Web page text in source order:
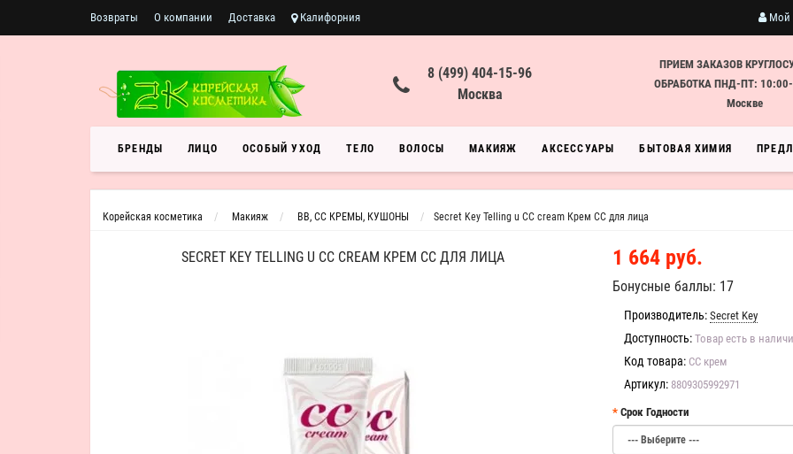
Возвраты О компании Доставка Калифорния Мой
8 (499) 404-15-96
Москва
ПРИЕМ ЗАКАЗОВ
ОБРАБОТКА ПНД-ПТ:
Москве
БРЕНДЫ ЛИЦО ОСОБЫЙ УХОД ТЕЛО ВОЛОСЫ МАКИЯЖ АКСЕССУАРЫ БЫТОВАЯ ХИМИЯ
Корейская косметика Макияж BB, CC КРЕМЫ, КУШОНЫ Secret Key Telling u CC cream Крем СС для лица
SECRET KEY TELLING U CC CREAM КРЕМ СС ДЛЯ ЛИЦА 1 664 руб.
Бонусные баллы: 17
Производитель: Secret Key
Доступность: Товар есть в
Код товара: CC крем
Артикул: 8809305992971
Срок Годности